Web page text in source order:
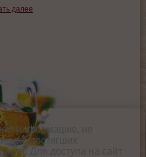
далее
информацию, не
не достигших
Для доступа на сайт